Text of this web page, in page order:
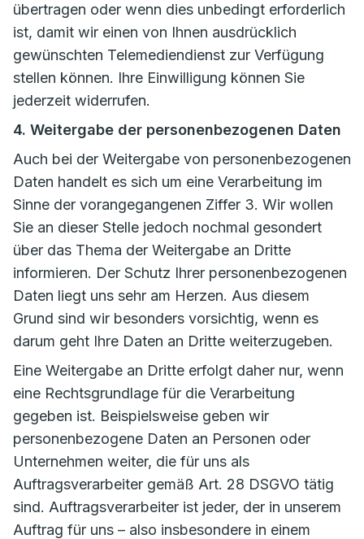
übertragen oder wenn dies unbedingt erforderlich
ist, damit wir einen von Ihnen ausdrücklich
gewünschten Telemediendienst zur Verfügung
stellen können. Ihre Einwilligung können Sie
jederzeit widerrufen.
4. Weitergabe der personenbezogenen Daten
Auch bei der Weitergabe von personenbezogenen
Daten handelt es sich um eine Verarbeitung im
Sinne der vorangegangenen Ziffer 3. Wir wollen
Sie an dieser Stelle jedoch nochmal gesondert
über das Thema der Weitergabe an Dritte
informieren. Der Schutz Ihrer personenbezogenen
Daten liegt uns sehr am Herzen. Aus diesem
Grund sind wir besonders vorsichtig, wenn es
darum geht Ihre Daten an Dritte weiterzugeben.
Eine Weitergabe an Dritte erfolgt daher nur, wenn
eine Rechtsgrundlage für die Verarbeitung
gegeben ist. Beispielsweise geben wir
personenbezogene Daten an Personen oder
Unternehmen weiter, die für uns als
Auftragsverarbeiter gemäß Art. 28 DSGVO tätig
sind. Auftragsverarbeiter ist jeder, der in unserem
Auftrag für uns – also insbesondere in einem